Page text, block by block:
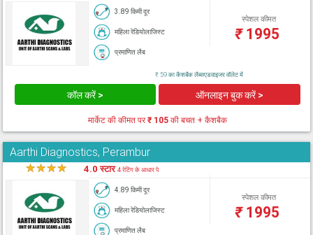
3.89 किमी दूर
महिला रेडियोलाजिस्ट
प्रमाणित लैब
स्पेशल कीमत
₹1995
₹ 59 का कैशबैक लैब्सएडवाइजर वॉलेट में
कॉल करें > ऑनलाइन बुक करें >
मार्केट की कीमत पर₹ 105की बचत + कैशबैक
Aarthi Diagnostics, Perambur
★★★★ 4.0 स्टार4 रेटिंग के आधार पे
4.89 किमी दूर
महिला रेडियोलाजिस्ट
प्रमाणित लैब
स्पेशल कीमत
₹1995